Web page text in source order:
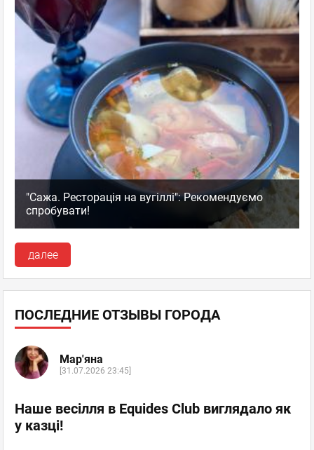
"Сажа. Ресторація на вугіллі": Рекомендуємо
спробувати!
далее
ПОСЛЕДНИЕ ОТЗЫВЫ ГОРОДА
Мар'яна
[31.07.2026 23:45]
Наше весілля в Equides Club виглядало як
у казці!